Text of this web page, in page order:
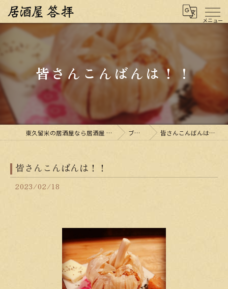
皆さんこんばんは！！
東久留米の居酒屋なら居酒屋 答拝 ブログ 皆さんこんばんは！！
皆さんこんばんは！！
2023/02/18